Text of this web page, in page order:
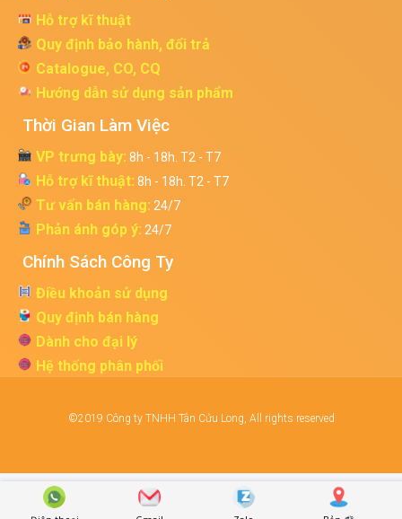
Hỗ trợ kĩ thuật
Quy định bảo hành, đổi trả
Catalogue, CO, CQ
Hướng dẫn sử dụng sản phẩm
Thời Gian Làm Việc
VP trưng bày: 8h - 18h. T2 - T7
Hỗ trợ kĩ thuật: 8h - 18h. T2 - T7
Tư vấn bán hàng: 24/7
Phản ánh góp ý: 24/7
Chính Sách Công Ty
Điều khoản sử dụng
Quy định bán hàng
Dành cho đại lý
Hệ thống phân phối
©2019 Công ty TNHH Tân Cửu Long, All rights reserved